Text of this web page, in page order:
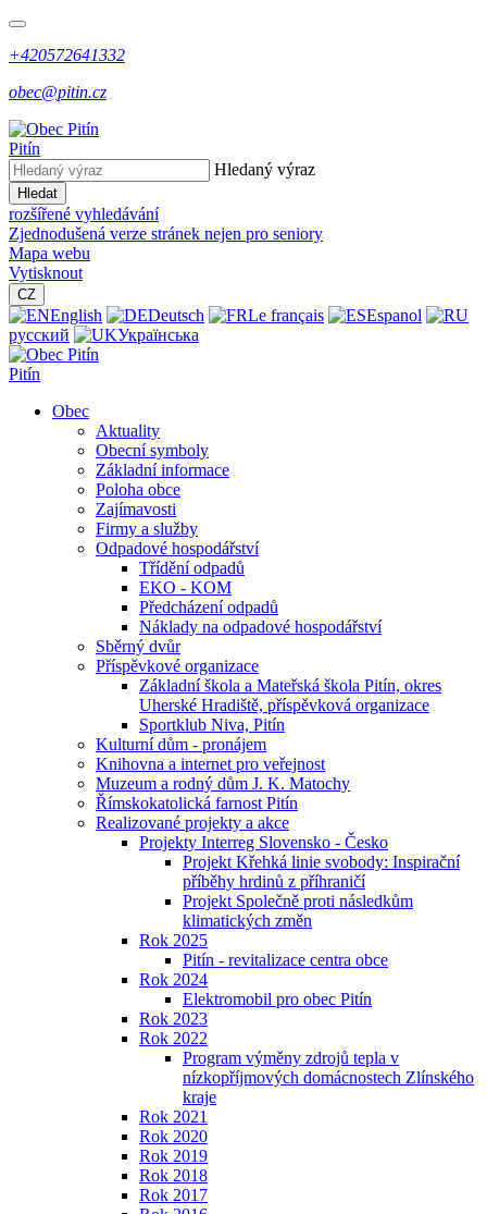
+420572641332
obec@pitin.cz
Pitín
Hledaný výraz
Hledat
rozšířené vyhledávání
Zjednodušená verze stránek nejen pro seniory
Mapa webu
Vytisknout
CZ
English Deutsch Le français
Espanol
русский
Українська
Pitín
Obec
Aktuality
Obecní symboly
Základní informace
Poloha obce
Zajímavosti
Firmy a služby
Odpadové hospodářství
Třídění odpadů
EKO - KOM
Předcházení odpadů
Náklady na odpadové hospodářství
Sběrný dvůr
Příspěvkové organizace
Základní škola a Mateřská škola Pitín, okres
Uherské Hradiště, příspěvková organizace
Sportklub Niva, Pitín
Kulturní dům - pronájem
Knihovna a internet pro veřejnost
Muzeum a rodný dům J. K. Matochy
Římskokatolická farnost Pitín
Realizované projekty a akce
Projekty Interreg Slovensko - Česko
Projekt Křehká linie svobody: Inspirační
příběhy hrdinů z příhraničí
Projekt Společně proti následkům
klimatických změn
Rok 2025
Pitín - revitalizace centra obce
Rok 2024
Elektromobil pro obec Pitín
Rok 2023
Rok 2022
Program výměny zdrojů tepla v
nízkopříjmových domácnostech Zlínského
kraje
Rok 2021
Rok 2020
Rok 2019
Rok 2018
Rok 2017